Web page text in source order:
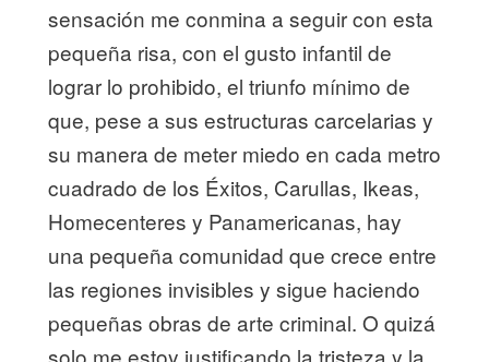
sensación me conmina a seguir con esta
pequeña risa, con el gusto infantil de
lograr lo prohibido, el triunfo mínimo de
que, pese a sus estructuras carcelarias y
su manera de meter miedo en cada metro
cuadrado de los Éxitos, Carullas, Ikeas,
Homecenteres y Panamericanas, hay
una pequeña comunidad que crece entre
las regiones invisibles y sigue haciendo
pequeñas obras de arte criminal. O quizá
solo me estoy justificando la tristeza y la